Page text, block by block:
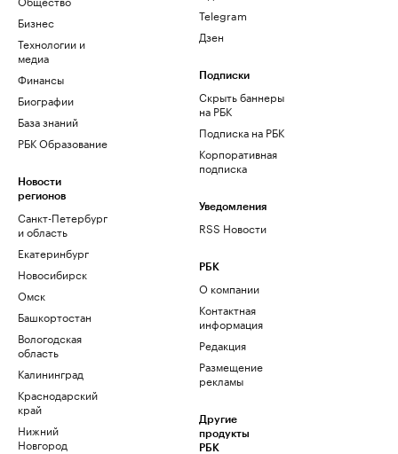
Бизнес
Технологии и
медиа
Финансы
Биографии
База знаний
РБК Образование
Новости
регионов
Санкт-Петербург
и область
Екатеринбург
Новосибирск
Омск
Башкортостан
Вологодская
область
Калининград
Краснодарский
край
Нижний
Новгород
Telegram
Дзен
Подписки
Скрыть баннеры
на РБК
Подписка на РБК
Корпоративная
подписка
Уведомления
RSS Новости
РБК
О компании
Контактная
информация
Редакция
Размещение
рекламы
Другие
продукты
РБК